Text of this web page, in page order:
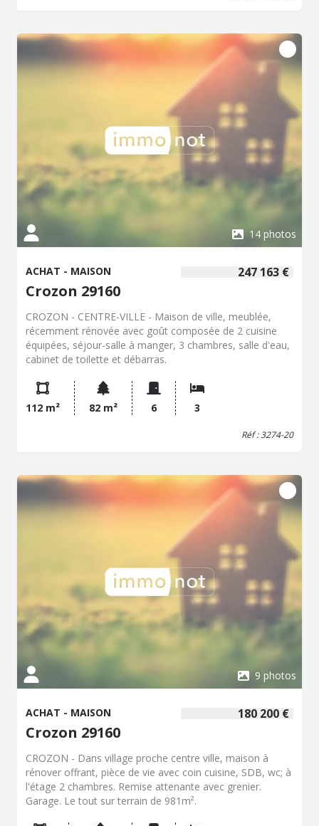
enchères en ligne les 11 et 12 août prochains. Visites sur
RDV. Pour toute information, contacter Sophie au 06 81
80 07 64 ou 02 98 27 11 55
14 photos
247 163 €
ACHAT - MAISON
Crozon 29160
CROZON - CENTRE-VILLE - Maison de ville, meublée,
récemment rénovée avec goût composée de 2 cuisine
équipées, séjour-salle à manger, 3 chambres, salle d'eau,
cabinet de toilette et débarras.
112 m² 82 m² 6 3
Réf : 3274-20
9 photos
180 200 €
ACHAT - MAISON
Crozon 29160
CROZON - Dans village proche centre ville, maison à
rénover offrant, pièce de vie avec coin cuisine, SDB, wc; à
l'étage 2 chambres. Remise attenante avec grenier.
Garage. Le tout sur terrain de 981m².